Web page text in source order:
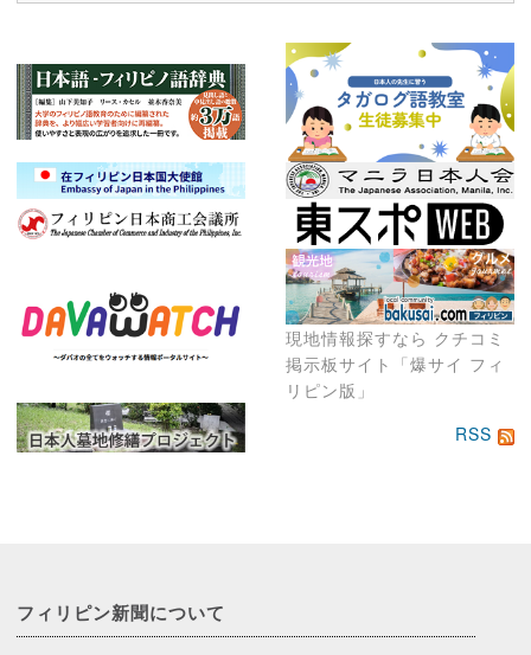
現地情報探すなら クチコミ
掲示板サイト「爆サイ フィ
リピン版」
RSS
フィリピン新聞について